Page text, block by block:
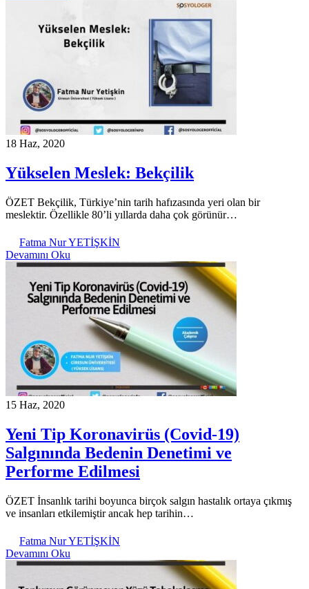
18 Haz, 2020
Yükselen Meslek: Bekçilik
ÖZET Bekçilik, Türkiye’nin tarih hafızasında yeri olan bir
meslektir. Özellikle 80’li yıllarda daha çok görünür…
Fatma Nur YETİŞKİN
Devamını Oku
15 Haz, 2020
Yeni Tip Koronavirüs (Covid-19)
Salgınında Bedenin Denetimi ve
Performe Edilmesi
ÖZET İnsanlık tarihi boyunca birçok salgın hastalık ortaya çıkmış
ve insanları etkilemiştir ancak hep tarihin…
Fatma Nur YETİŞKİN
Devamını Oku